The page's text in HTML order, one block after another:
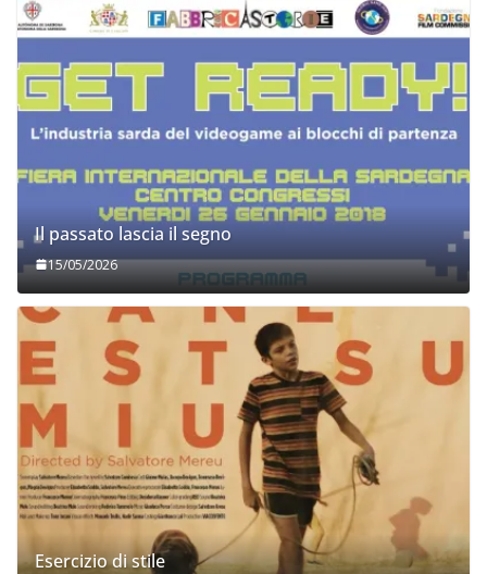
Il passato lascia il segno
15/05/2026
Esercizio di stile